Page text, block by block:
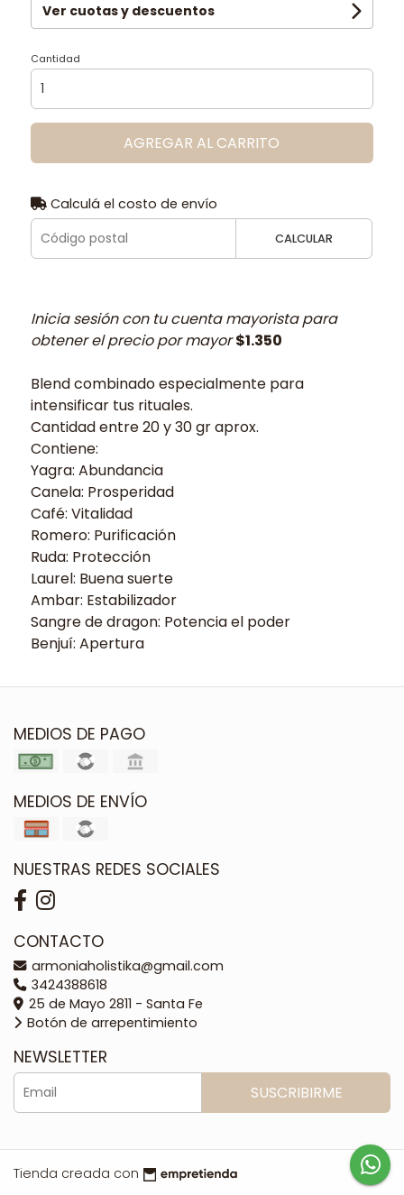
Ver cuotas y descuentos
Cantidad
AGREGAR AL CARRITO
Calculá el costo de envío
CALCULAR
Inicia sesión con tu cuenta mayorista para
obtener el precio por mayor$1.350
Blend combinado especialmente para
intensificar tus rituales.
Cantidad entre 20 y 30 gr aprox.
Contiene:
Yagra: Abundancia
Canela: Prosperidad
Café: Vitalidad
Romero: Purificación
Ruda: Protección
Laurel: Buena suerte
Ambar: Estabilizador
Sangre de dragon: Potencia el poder
Benjuí: Apertura
MEDIOS DE PAGO
MEDIOS DE ENVÍO
NUESTRAS REDES SOCIALES
CONTACTO
armoniaholistika@gmail.com
3424388618
25 de Mayo 2811 - Santa Fe
Botón de arrepentimiento
NEWSLETTER
SUSCRIBIRME
Tienda creada con